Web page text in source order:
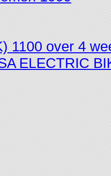
1100 over 4
ELECTRIC